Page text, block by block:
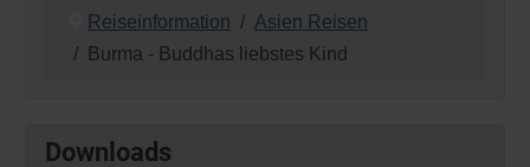
Reiseinformation
Asien Reisen
Burma - Buddhas liebstes Kind
Downloads